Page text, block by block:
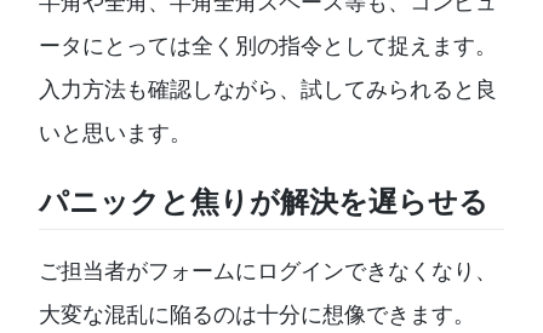
ータにとっては全く別の指令として捉えます。
入力方法も確認しながら、試してみられると良
いと思います。
パニックと焦りが解決を遅らせる
ご担当者がフォームにログインできなくなり、
大変な混乱に陥るのは十分に想像できます。